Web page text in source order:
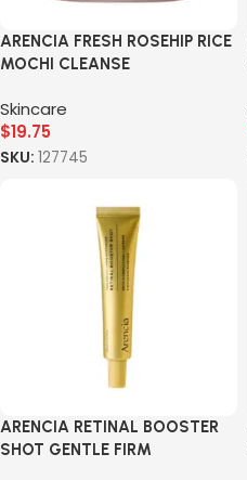
ARENCIA FRESH ROSEHIP RICE
MOCHI CLEANSE
Skincare
$19.75
SKU: 127745
ARENCIA RETINAL BOOSTER
SHOT GENTLE FIRM